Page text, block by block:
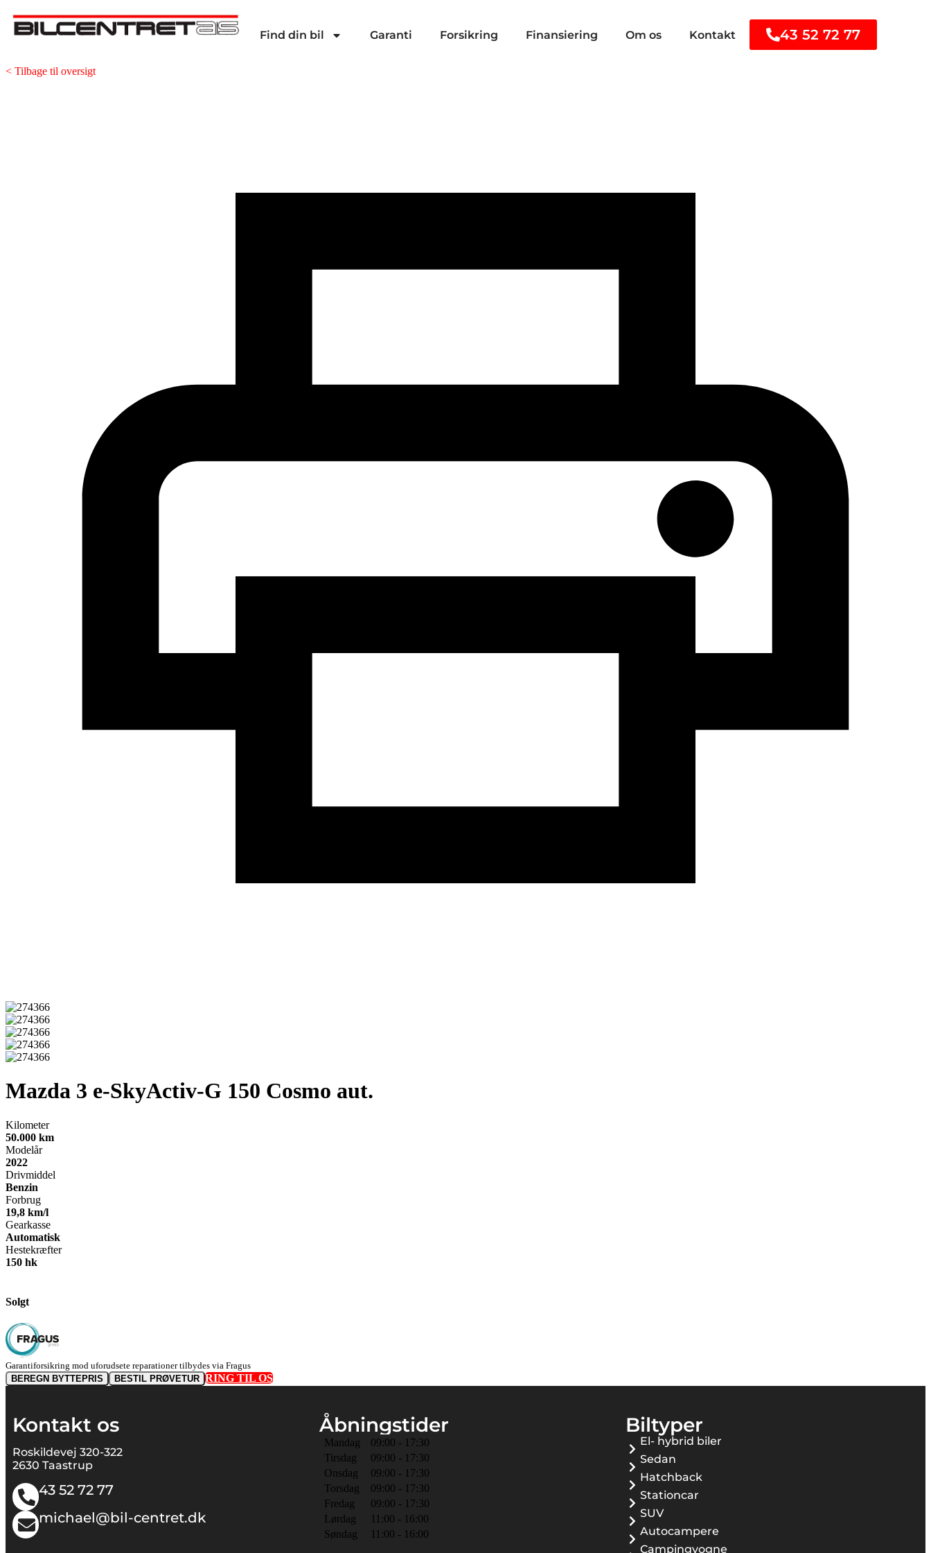
Find din bil Garanti Forsikring Finansiering Om os Kontakt 43 52 72 77
< Tilbage til oversigt
Mazda 3 e-SkyActiv-G 150 Cosmo aut.
Kilometer
50.000 km
Modelår
2022
Drivmiddel
Benzin
Forbrug
19,8 km/l
Gearkasse
Automatisk
Hestekræfter
150 hk
Solgt
Garantiforsikring mod uforudsete reparationer tilbydes via Fragus
BEREGN BYTTEPRIS
BESTIL PRØVETUR RING TIL OS
Kontakt os
Roskildevej 320-322
2630 Taastrup
43 52 72 77
michael@bil-centret.dk
Åbningstider
Mandag
09:00 - 17:30
Tirsdag
09:00 - 17:30
Onsdag
09:00 - 17:30
Torsdag
09:00 - 17:30
Fredag
09:00 - 17:30
Lørdag
11:00 - 16:00
Søndag
11:00 - 16:00
Biltyper
El- hybrid biler
Sedan
Hatchback
Stationcar
SUV
Autocampere
Campingvogne